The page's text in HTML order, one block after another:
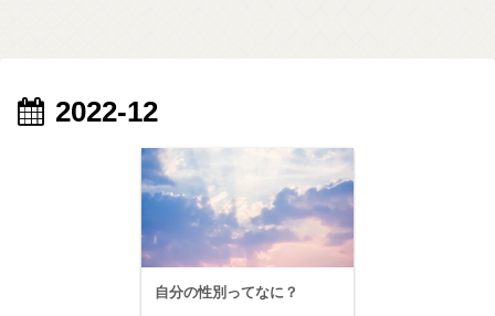
2022-12
自分の性別ってなに？